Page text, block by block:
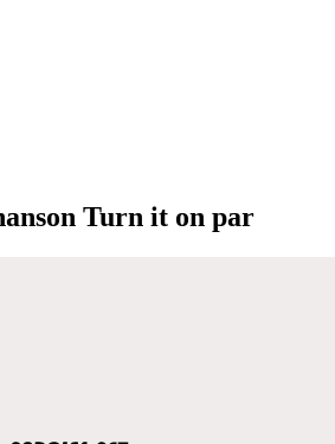
Turn it on par